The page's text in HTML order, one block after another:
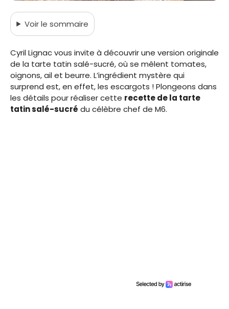
Voirle sommaire
Cyril Lignac vous invite à découvrir une version originale
de la tarte tatin salé-sucré, où se mêlent tomates,
oignons, ail et beurre. L’ingrédient mystère qui
surprend est, en effet, les escargots ! Plongeons dans
les détails pour réaliser cette recette de la tarte
tatin salé-sucré du célèbre chef de M6.